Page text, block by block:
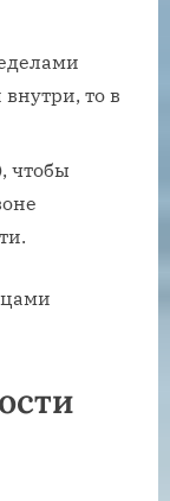
то в
чтобы